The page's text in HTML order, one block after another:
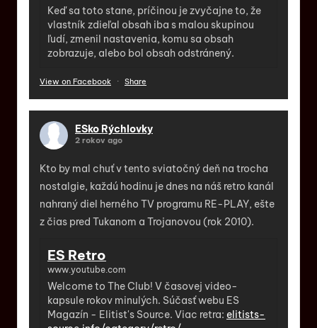
Keď sa toto stane, príčinou je zvyčajne to, že
vlastník zdieľal obsah iba s malou skupinou
ľudí, zmenil nastavenia, komu sa obsah
zobrazuje, alebo bol obsah odstránený.
View on Facebook · Share
ESko Rýchlovky
2 rokov ago
Kto by mal chuť v tento sviatočný deň na trocha
nostalgie, každú hodinu je dnes na náš retro kanál
nahraný diel herného TV programu RE-PLAY, ešte
z čias pred Tukanom a Trojanovou (rok 2010).
ES Retro
www.youtube.com
Welcome to The Club! V časovej video-
kapsule rokov minulých. Súčasť webu ES
Magazín - Elitist's Source. Viac retra: elitists-